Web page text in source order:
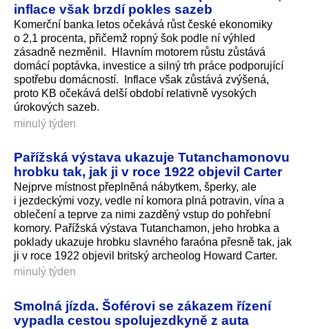
inflace však brzdí pokles sazeb
Komerční banka letos očekává růst české ekonomiky
o 2,1 procenta, přičemž ropný šok podle ní výhled
zásadně nezměnil. Hlavním motorem růstu zůstává
domácí poptávka, investice a silný trh práce podporující
spotřebu domácností. Inflace však zůstává zvýšená,
proto KB očekává delší období relativně vysokých
úrokových sazeb.
minulý týden
Pařížská výstava ukazuje Tutanchamonovu
hrobku tak, jak ji v roce 1922 objevil Carter
Nejprve místnost přeplněná nábytkem, šperky, ale
i jezdeckými vozy, vedle ní komora plná potravin, vína a
oblečení a teprve za nimi zazděný vstup do pohřební
komory. Pařížská výstava Tutanchamon, jeho hrobka a
poklady ukazuje hrobku slavného faraóna přesně tak, jak
ji v roce 1922 objevil britský archeolog Howard Carter.
minulý týden
Smolná jízda. Šoférovi se zákazem řízení
vypadla cestou spolujezdkyně z auta